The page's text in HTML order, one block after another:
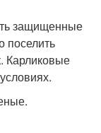
защищенные
поселить
Карликовые